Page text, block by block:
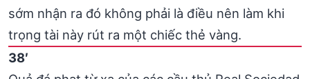
sớm nhận ra đó không phải là điều nên làm khi
trọng tài này rút ra một chiếc thẻ vàng.
38′